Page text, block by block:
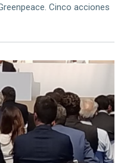
Cinco acciones